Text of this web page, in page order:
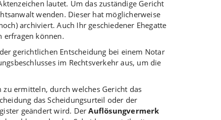
lautet. Um das zuständige Gericht
wenden. Dieser hat möglicherweise
archiviert. Auch Ihr geschiedener Ehegatte
erfragen können.
gerichtlichen Entscheidung bei einem Notar
im Rechtsverkehr aus, um die
ermitteln, durch welches Gericht das
das Scheidungsurteil oder der
geändert wird. DerAuflösungvermerk